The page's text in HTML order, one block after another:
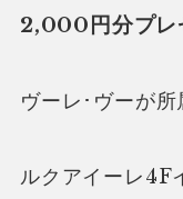
2,000円分プレ
ヴーレ･ヴーが所
ルクアイーレ4F